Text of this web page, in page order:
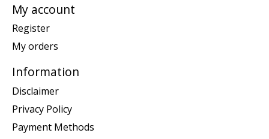
My account
Register
My orders
Information
Disclaimer
Privacy Policy
Payment Methods